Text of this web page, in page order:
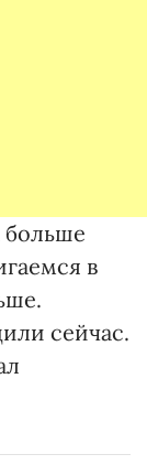
больше
в
сейчас.